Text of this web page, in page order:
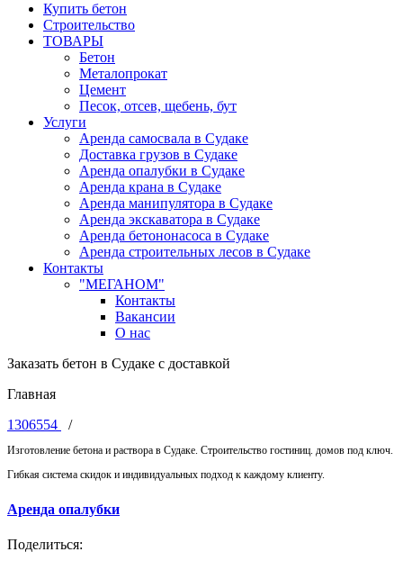
Купить бетон
Строительство
ТОВАРЫ
Бетон
Металопрокат
Цемент
Песок, отсев, щебень, бут
Услуги
Аренда самосвала в Судаке
Доставка грузов в Судаке
Аренда опалубки в Судаке
Аренда крана в Судаке
Аренда манипулятора в Судаке
Аренда экскаватора в Судаке
Аренда бетононасоса в Судаке
Аренда строительных лесов в Судаке
Контакты
"МЕГАНОМ"
Контакты
Вакансии
О нас
Заказать бетон в Судаке с доставкой
Главная
1306554
/
Изготовление бетона и раствора в Судаке. Строительство гостиниц. домов под ключ.
Гибкая система скидок и индивидуальных подход к каждому клиенту.
Аренда опалубки
Поделиться: